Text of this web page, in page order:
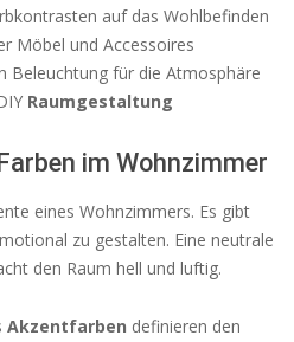
auf das Wohlbefinden
Möbel und Accessoires
Beleuchtung für die Atmosphäre
Raumgestaltung
im Wohnzimmer
eines Wohnzimmers. Es gibt
zu gestalten. Eine neutrale
den Raum hell und luftig.
Akzentfarben definieren den